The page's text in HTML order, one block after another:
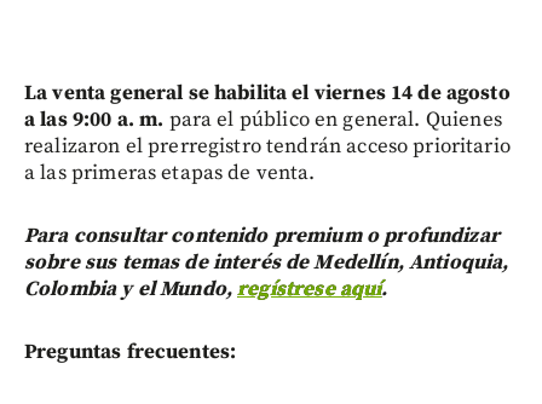
La venta general se habilita el viernes 14 de agosto
a las 9:00 a. m. para el público en general. Quienes
realizaron el prerregistro tendrán acceso prioritario
a las primeras etapas de venta.
Para consultar contenido premium o profundizar
sobre sus temas de interés de Medellín, Antioquia,
Colombia y el Mundo,regístrese aquí.
Preguntas frecuentes: